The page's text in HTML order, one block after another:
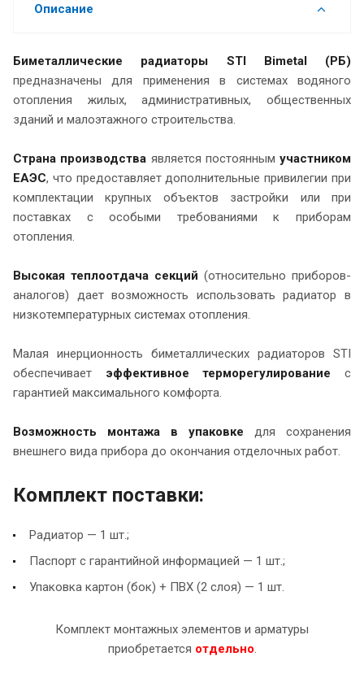
Описание
Биметаллические радиаторы STI Bimetal (РБ)
предназначены для применения в системах водяного
отопления жилых, административных, общественных
зданий и малоэтажного строительства.
Страна производства является постоянным участником
ЕАЭС, что предоставляет дополнительные привилегии при
комплектации крупных объектов застройки или при
поставках с особыми требованиями к приборам
отопления.
Высокая теплоотдача секций (относительно приборов-
аналогов) дает возможность использовать радиатор в
низкотемпературных системах отопления.
Малая инерционность биметаллических радиаторов STI
обеспечивает эффективное терморегулирование с
гарантией максимального комфорта.
Возможность монтажа в упаковке для сохранения
внешнего вида прибора до окончания отделочных работ.
Комплект поставки:
Радиатор — 1 шт.;
Паспорт с гарантийной информацией — 1 шт.;
Упаковка картон (бок) + ПВХ (2 слоя) — 1 шт.
Комплект монтажных элементов и арматуры
приобретается отдельно.